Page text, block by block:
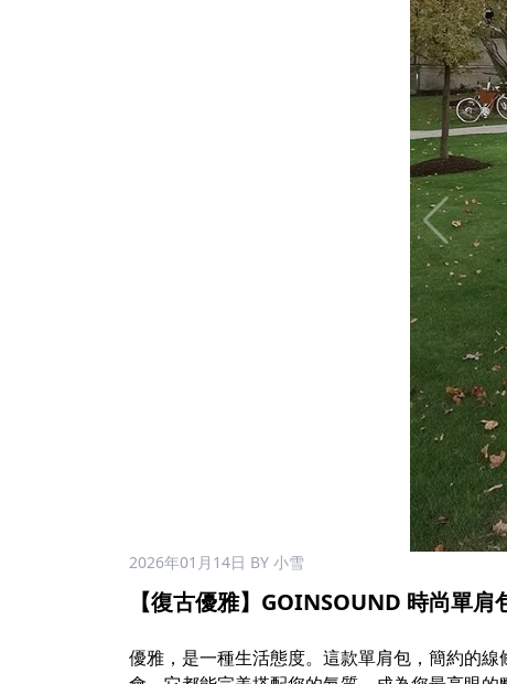
2026年01月14日 BY 小雪
【復古優雅】GOINSOUND 時尚單肩
優雅，是一種生活態度。這款單肩包，簡約的